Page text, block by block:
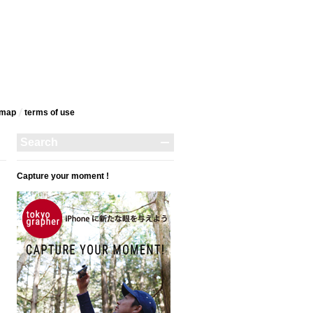
terms‎ of use
Capture your moment !